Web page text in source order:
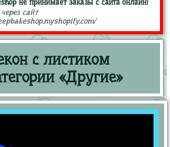
не принимает заказы с сайта онлайн!
сайт
с листиком
«Другие»